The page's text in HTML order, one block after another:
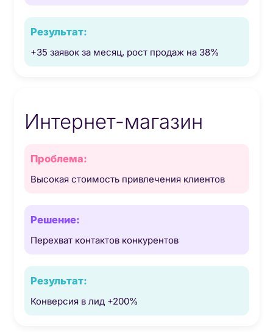
+35 заявок за месяц, рост продаж на 38%
Интернет-магазин
Высокая стоимость привлечения клиентов
Перехват контактов конкурентов
Конверсия в лид +200%